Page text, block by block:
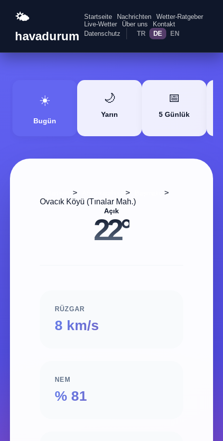
🌤️
havadurum
Startseite Nachrichten
Wetter-Ratgeber
Live-Wetter
Über uns
Kontakt
Datenschutz
TR DE EN
☀️
Bugün
🌙
Yarın
📅
5 Günlük
> >
>
Ovacık Köyü (Tınalar Mah.)
Açık
22°
RÜZGAR
8 km/s
NEM
% 81